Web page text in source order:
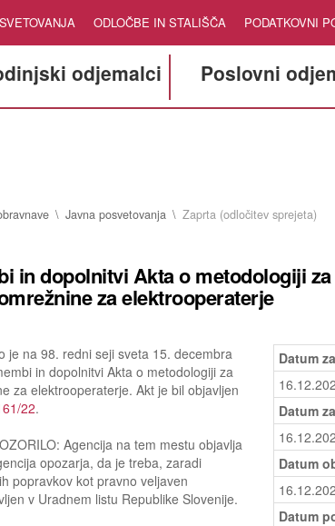
ODLOČBE IN STALIŠČA PODATKOVNI
odjemalci Poslovni
Javna posvetovanja Zaprta (odločitev sprejeta)
in dopolnitvi Akta o metodologiji za
za elektrooperaterje
je na 98. redni seji sveta 15. decembra
in dopolnitvi Akta o metodologiji za
za elektrooperaterje. Akt je bil objavljen
22.
Agencija na tem mestu objavlja
opozarja, da je treba, zaradi
popravkov kot pravno veljaven
v Uradnem listu Republike Slovenije.
Datum
Datum
Datum
Datum